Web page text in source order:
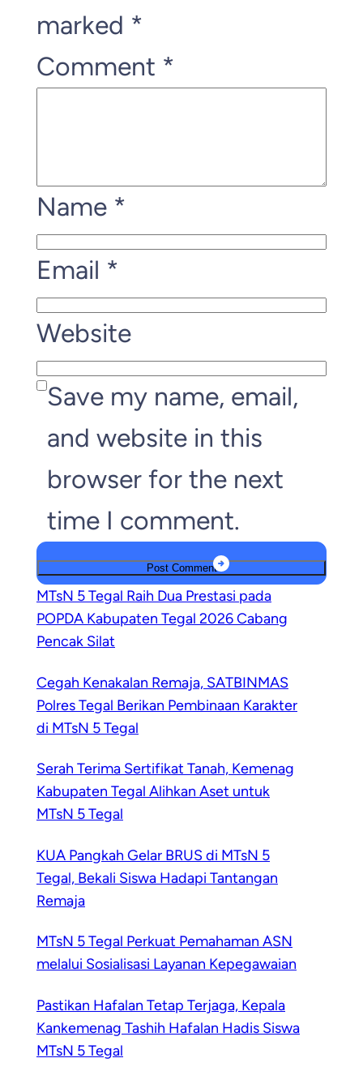
marked *
Comment *
Name *
Email *
Website
Save my name, email,
and website in this
browser for the next
time I comment.
MTsN 5 Tegal Raih Dua Prestasi pada
POPDA Kabupaten Tegal 2026 Cabang
Pencak Silat
Cegah Kenakalan Remaja, SATBINMAS
Polres Tegal Berikan Pembinaan Karakter
di MTsN 5 Tegal
Serah Terima Sertifikat Tanah, Kemenag
Kabupaten Tegal Alihkan Aset untuk
MTsN 5 Tegal
KUA Pangkah Gelar BRUS di MTsN 5
Tegal, Bekali Siswa Hadapi Tantangan
Remaja
MTsN 5 Tegal Perkuat Pemahaman ASN
melalui Sosialisasi Layanan Kepegawaian
Pastikan Hafalan Tetap Terjaga, Kepala
Kankemenag Tashih Hafalan Hadis Siswa
MTsN 5 Tegal